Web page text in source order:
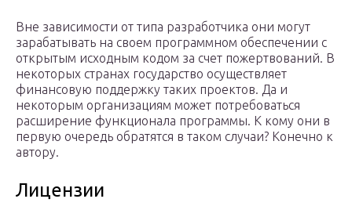
Вне зависимости от типа разработчика они могут
зарабатывать на своем программном обеспечении с
открытым исходным кодом за счет пожертвований. В
некоторых странах государство осуществляет
финансовую поддержку таких проектов. Да и
некоторым организациям может потребоваться
расширение функционала программы. К кому они в
первую очередь обратятся в таком случаи? Конечно к
автору.
Лицензии